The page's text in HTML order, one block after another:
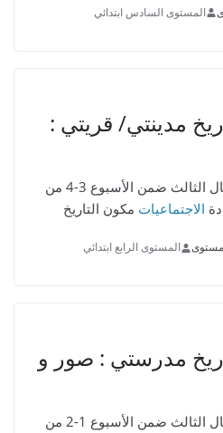
المستوى السادس ابتدائي
مدينتي/ قريتي :
ينتمي هذا الدرس إلى المجال الثالث ضمن الأسبوع 3-4 من
الاجتماعيات مكون التاريخ
المستوى الرابع ابتدائي
مدرستي : صور و
ينتمي هذا الدرس إلى المجال الثالث ضمن الأسبوع 1-2 من